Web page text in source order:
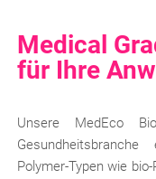
Medical
für Ihre
Unsere MedEco
Polymer-Typen wie